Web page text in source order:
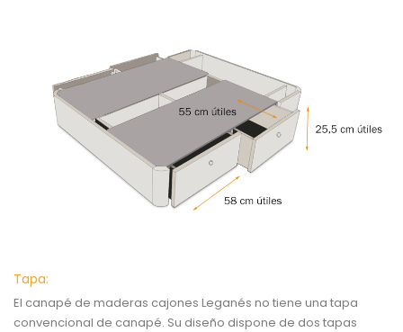
Tapa:
El canapé de maderas cajones Leganés no tiene una tapa
convencional de canapé. Su diseño dispone de dos tapas